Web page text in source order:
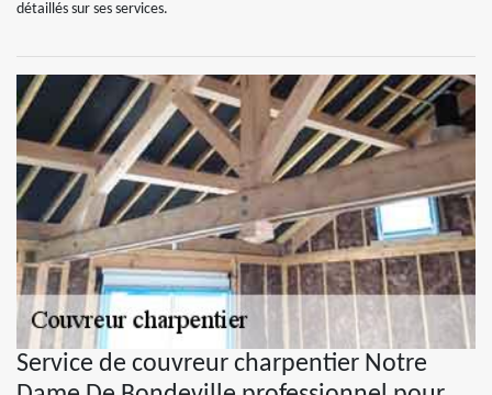
détaillés sur ses services.
Service de couvreur charpentier Notre